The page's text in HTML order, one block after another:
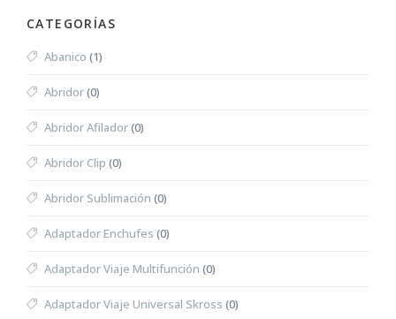
CATEGORÍAS
Abanico (1)
Abridor(0)
Abridor Afilador(0)
Abridor Clip (0)
Abridor Sublimación (0)
Adaptador Enchufes (0)
Adaptador Viaje Multifunción (0)
Adaptador Viaje Universal Skross (0)